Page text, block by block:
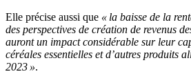
Elle précise aussi que « la baisse de la
des perspectives de création de revenus
auront un impact considérable sur leur
céréales essentielles et d’autres produits
2023 ».